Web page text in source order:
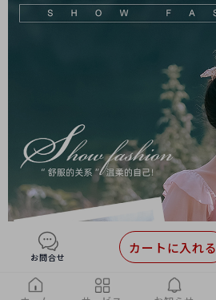
お問合せ
カートに入れる